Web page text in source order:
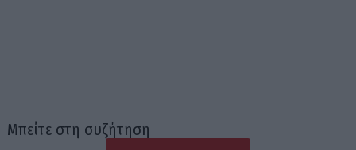
Μπείτε στη συζήτηση